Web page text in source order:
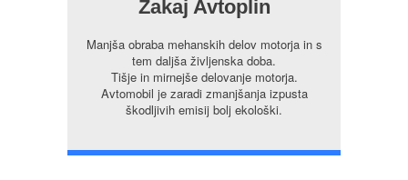
Zakaj Avtoplin
Manjša obraba mehanskih delov motorja in s
tem daljša življenska doba.
Tišje in mirnejše delovanje motorja.
Avtomobil je zaradi zmanjšanja izpusta
škodljivih emisij bolj ekološki.